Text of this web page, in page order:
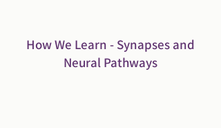
How We Learn - Synapses and
Neural Pathways